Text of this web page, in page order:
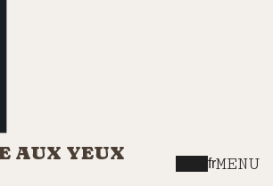
AUX YEUX
frMENU